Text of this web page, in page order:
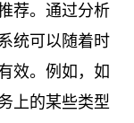
荐。通过分析
统可以随着时
效。例如，如
上的某些类型